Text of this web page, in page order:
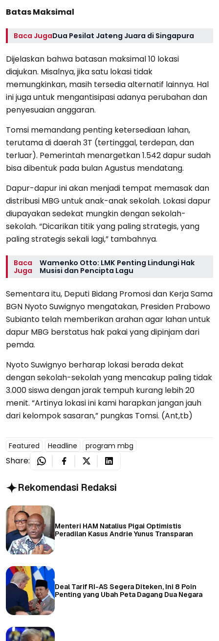
Batas Maksimal
Baca JugaDua Pesilat Jateng Juara di Singapura
Dijelaskan bahwa batasan maksimal 10 lokasi
diajukan. Misalnya, jika satu lokasi tidak
memungkinkan, masih tersedia alternatif lainnya. Hal
ini juga untuk mengantisipasi adanya perubahan dan
penyesuaian anggaran.
Tomsi memandang penting ketersediaan lahan,
terutama di daerah 3T (tertinggal, terdepan, dan
terluar). Pemerintah menargetkan 1.542 dapur sudah
bisa dibentuk pada bulan Agustus mendatang.
Dapur-dapur ini akan menjadi tempat memasak dan
distribusi MBG untuk anak-anak sekolah. Lokasi dapur
diupayakan sedekat mungkin dengan sekolah-
sekolah. “Dicarikan titik yang paling strategis, yang
paling strategis sekali lagi,” tambahnya.
Baca
Juga
Wamenko Otto: LMK Penting Lindungi Hak
Musisi dan Pencipta Lagu
Sementara itu, Deputi Bidang Promosi dan Kerja Sama
BGN Nyoto Suwignyo mengatakan, Presiden Prabowo
Subianto telah memberikan arahan agar lahan untuk
dapur MBG berstatus hak pakai yang dipinjam dari
pemda.
Nyoto Suwignyo berharap lokasi berada dekat
dengan sekolah-sekolah yang mencakup paling tidak
3.000 siswa dengan jarak tempuh kurang lebih 20
menit. “Artinya lokasi ini kami harapkan jangan jauh
dari kelompok sasaran,” pungkas Tomsi. (Ant,tb)
Featured Headline program mbg
Share:
Rekomendasi Redaksi
Menteri HAM Natalius Pigai Optimistis
Peradilan Kasus Andrie Yunus Transparan
Deal Tarif RI-AS Segera Diteken, Ini 8 Poin
Penting yang Ubah Peta Dagang Dua Negara